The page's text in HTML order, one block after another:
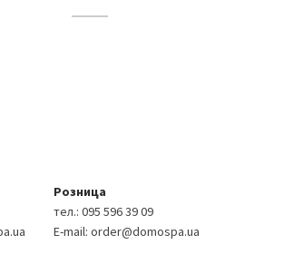
Розница
тел.: 095 596 39 09
E-mail: order@domospa.ua